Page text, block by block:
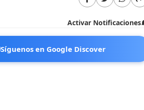
Activar Notificaciones
Síguenos en Google Discover